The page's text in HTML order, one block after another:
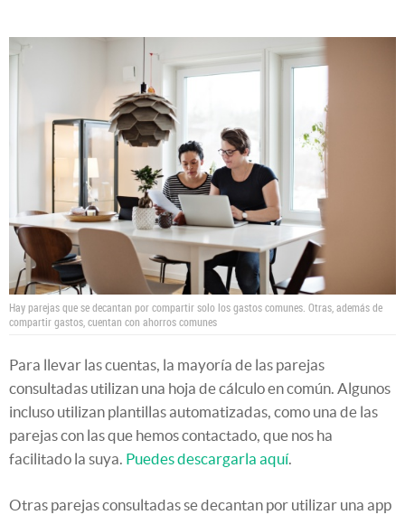
Hay parejas que se decantan por compartir solo los gastos comunes. Otras, además de
compartir gastos, cuentan con ahorros comunes
Para llevar las cuentas, la mayoría de las parejas
consultadas utilizan una hoja de cálculo en común. Algunos
incluso utilizan plantillas automatizadas, como una de las
parejas con las que hemos contactado, que nos ha
facilitado la suya. Puedes descargarla aquí.
Otras parejas consultadas se decantan por utilizar una app